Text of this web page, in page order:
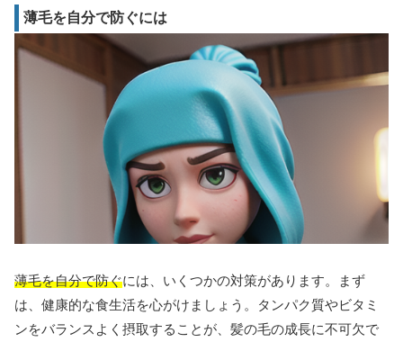
薄毛を自分で防ぐには
薄毛を自分で防ぐには、いくつかの対策があります。まず
は、健康的な食生活を心がけましょう。タンパク質やビタミ
ンをバランスよく摂取することが、髪の毛の成長に不可欠で